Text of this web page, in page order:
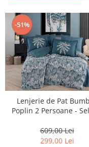
-51%
Lenjerie de Pat
Poplin 2 Persoane -
609,00 Lei
299,00 Lei